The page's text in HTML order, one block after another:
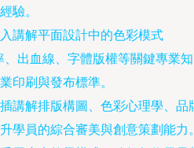
驗。
入講解平面設計中的色彩模式
、出血線、字體版權等關鍵專業知
印刷與發布標準。
插講解排版構圖、色彩心理學、品
學員的綜合審美與創意策劃能力